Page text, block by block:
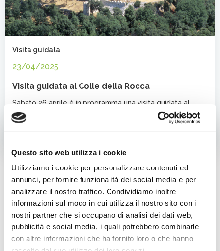
Questo sito web utilizza i cookie
Utilizziamo i cookie per personalizzare contenuti ed
annunci, per fornire funzionalità dei social media e per
analizzare il nostro traffico. Condividiamo inoltre
informazioni sul modo in cui utilizza il nostro sito con i
nostri partner che si occupano di analisi dei dati web,
pubblicità e social media, i quali potrebbero combinarle
con altre informazioni che ha fornito loro o che hanno
Visita guidata
23/04/2025
Visita guidata al Colle della Rocca
Sabato 26 aprile è in programma una visita guidata al
percorso naturalistico-archeologico del Colle della […]
Categorie
Cinema
Evento
Fede